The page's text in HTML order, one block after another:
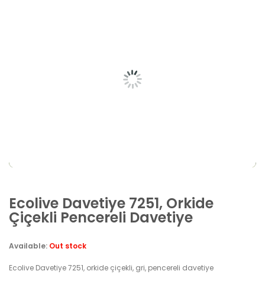
Ecolive Davetiye 7251, Orkide
Çiçekli Pencereli Davetiye
Available: Out stock
Ecolive Davetiye 7251, orkide çiçekli, gri, pencereli davetiye